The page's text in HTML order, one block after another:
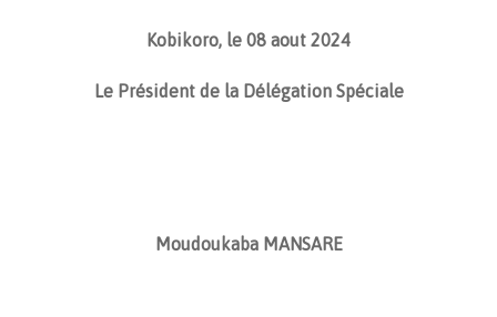
Kobikoro, le 08 aout 2024
Le Président de la Délégation Spéciale
Moudoukaba MANSARE